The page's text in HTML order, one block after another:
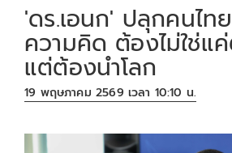
'ดร.เอนก' ปลุกคนไท
ความคิด ต้องไม่ใช่แ
แต่ต้องนำโลก
19 พฤษภาคม 2569 เวลา 10:10 น.